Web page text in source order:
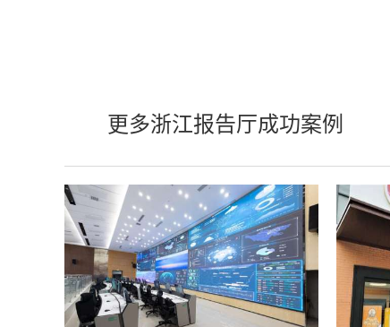
更多浙江报告厅成功案例